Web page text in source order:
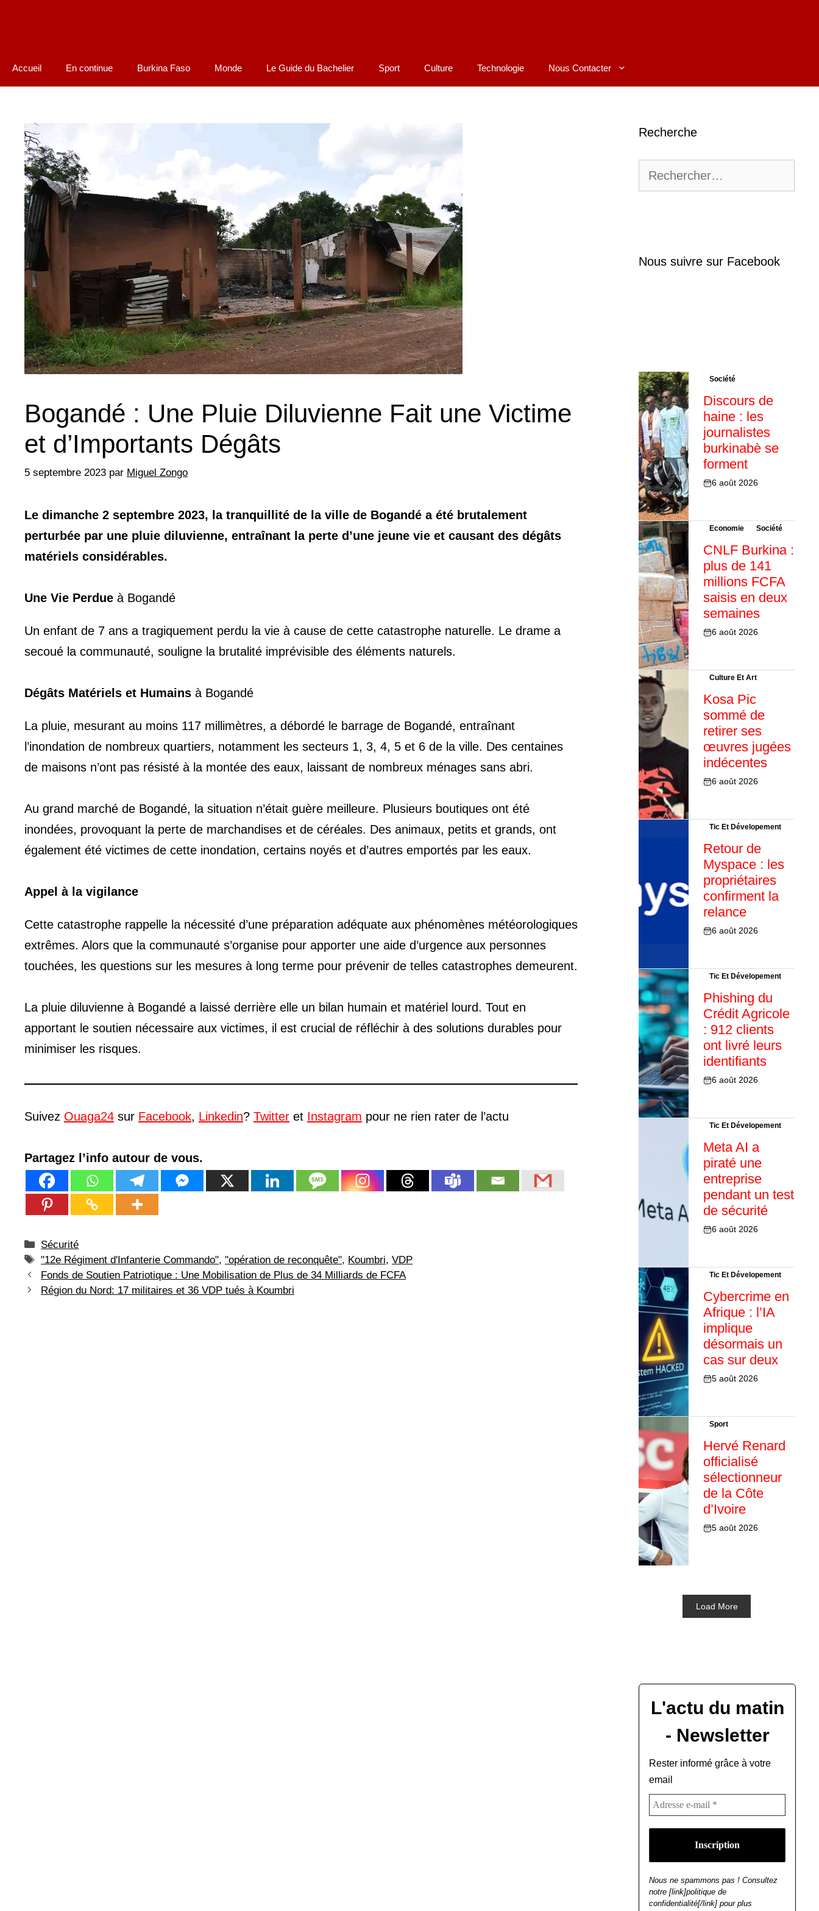
Accueil En continue Burkina Faso Monde Le Guide du Bachelier Sport Culture Technologie Nous Contacter
Bogandé : Une Pluie Diluvienne Fait une Victime
et d’Importants Dégâts
5 septembre 2023 par Miguel Zongo
Le dimanche 2 septembre 2023, la tranquillité de la ville de Bogandé a été brutalement
perturbée par une pluie diluvienne, entraînant la perte d’une jeune vie et causant des dégâts
matériels considérables.
Une Vie Perdue à Bogandé
Un enfant de 7 ans a tragiquement perdu la vie à cause de cette catastrophe naturelle. Le drame a
secoué la communauté, souligne la brutalité imprévisible des éléments naturels.
Dégâts Matériels et Humains à Bogandé
La pluie, mesurant au moins 117 millimètres, a débordé le barrage de Bogandé, entraînant
l’inondation de nombreux quartiers, notamment les secteurs 1, 3, 4, 5 et 6 de la ville. Des centaines
de maisons n’ont pas résisté à la montée des eaux, laissant de nombreux ménages sans abri.
Au grand marché de Bogandé, la situation n’était guère meilleure. Plusieurs boutiques ont été
inondées, provoquant la perte de marchandises et de céréales. Des animaux, petits et grands, ont
également été victimes de cette inondation, certains noyés et d’autres emportés par les eaux.
Appel à la vigilance
Cette catastrophe rappelle la nécessité d’une préparation adéquate aux phénomènes météorologiques
extrêmes. Alors que la communauté s’organise pour apporter une aide d’urgence aux personnes
touchées, les questions sur les mesures à long terme pour prévenir de telles catastrophes demeurent.
La pluie diluvienne à Bogandé a laissé derrière elle un bilan humain et matériel lourd. Tout en
apportant le soutien nécessaire aux victimes, il est crucial de réfléchir à des solutions durables pour
minimiser les risques.
Suivez Ouaga24 sur Facebook, Linkedin? Twitter et Instagram pour ne rien rater de l’actu
Partagez l’info autour de vous.
Catégories
Sécurité
Étiquettes
"12e Régiment d'Infanterie Commando","opération de reconquête", Koumbri,VDP
Fonds de Soutien Patriotique : Une Mobilisation de Plus de 34 Milliards de FCFA
Région du Nord: 17 militaires et 36 VDP tués à Koumbri
Recherche
Nous suivre sur Facebook
Société
Discours de
haine : les
journalistes
burkinabè se
forment
6 août 2026
Economie Société
CNLF Burkina :
plus de 141
millions FCFA
saisis en deux
semaines
6 août 2026
Culture Et Art
Kosa Pic
sommé de
retirer ses
œuvres jugées
indécentes
6 août 2026
Tic Et Dévelopement
Retour de
Myspace : les
propriétaires
confirment la
relance
6 août 2026
Tic Et Dévelopement
Phishing du
Crédit Agricole
: 912 clients
ont livré leurs
identifiants
6 août 2026
Tic Et Dévelopement
Meta AI a
piraté une
entreprise
pendant un test
de sécurité
6 août 2026
Tic Et Dévelopement
Cybercrime en
Afrique : l’IA
implique
désormais un
cas sur deux
5 août 2026
Sport
Hervé Renard
officialisé
sélectionneur
de la Côte
d’Ivoire
5 août 2026
Load More
L'actu du matin
- Newsletter
Rester informé grâce à votre
email
Nous ne spammons pas ! Consultez
notre [link]politique de
confidentialité[/link] pour plus